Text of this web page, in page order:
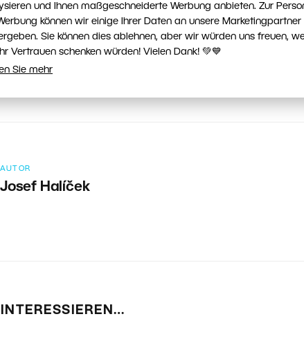
und Ihnen maßgeschneiderte Werbung anbieten. Zur
können wir einige Ihrer Daten an unsere Marketingpartner
Sie können dies ablehnen, aber wir würden uns freuen,
Vertrauen schenken würden! Vielen Dank! 💚💙
Sie mehr
AUTOR
Josef Halíček